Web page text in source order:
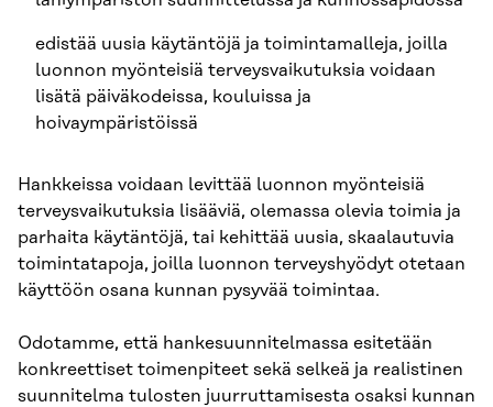
edistää uusia käytäntöjä ja toimintamalleja, joilla
luonnon myönteisiä terveysvaikutuksia voidaan
lisätä päiväkodeissa, kouluissa ja
hoivaympäristöissä
Hankkeissa voidaan levittää luonnon myönteisiä
terveysvaikutuksia lisääviä, olemassa olevia toimia ja
parhaita käytäntöjä, tai kehittää uusia, skaalautuvia
toimintatapoja, joilla luonnon terveyshyödyt otetaan
käyttöön osana kunnan pysyvää toimintaa.
Odotamme, että hankesuunnitelmassa esitetään
konkreettiset toimenpiteet sekä selkeä ja realistinen
suunnitelma tulosten juurruttamisesta osaksi kunnan